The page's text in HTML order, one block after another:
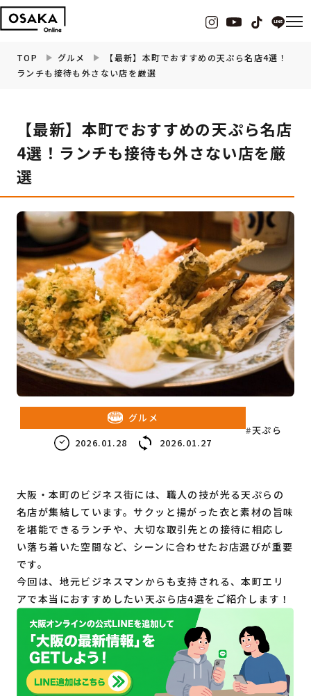
観光・お出かけ
ビューティー
フィットネス
暮らし
教育・子育て
ビジネス
TOP グルメ
【最新】本町でおすすめの天ぷら名店4選！
ランチも接待も外さない店を厳選
【最新】本町でおすすめの天ぷら名店
4選！ランチも接待も外さない店を厳
選
グルメ
2026.01.28
2026.01.27
天ぷら
大阪・本町のビジネス街には、職人の技が光る天ぷらの
名店が集結しています。サクッと揚がった衣と素材の旨味
を堪能できるランチや、大切な取引先との接待に相応し
い落ち着いた空間など、シーンに合わせたお店選びが重要
です。
今回は、地元ビジネスマンからも支持される、本町エリ
アで本当におすすめしたい天ぷら店4選をご紹介します！